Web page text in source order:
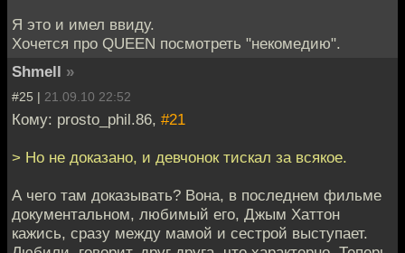
Я это и имел ввиду.
Хочется про QUEEN посмотреть "некомедию".
Shmell »
#25 | 21.09.10 22:52
Кому: prosto_phil.86, #21
> Но не доказано, и девчонок тискал за всякое.
А чего там доказывать? Вона, в последнем фильме
документальном, любимый его, Джым Хаттон
кажись, сразу между мамой и сестрой выступает.